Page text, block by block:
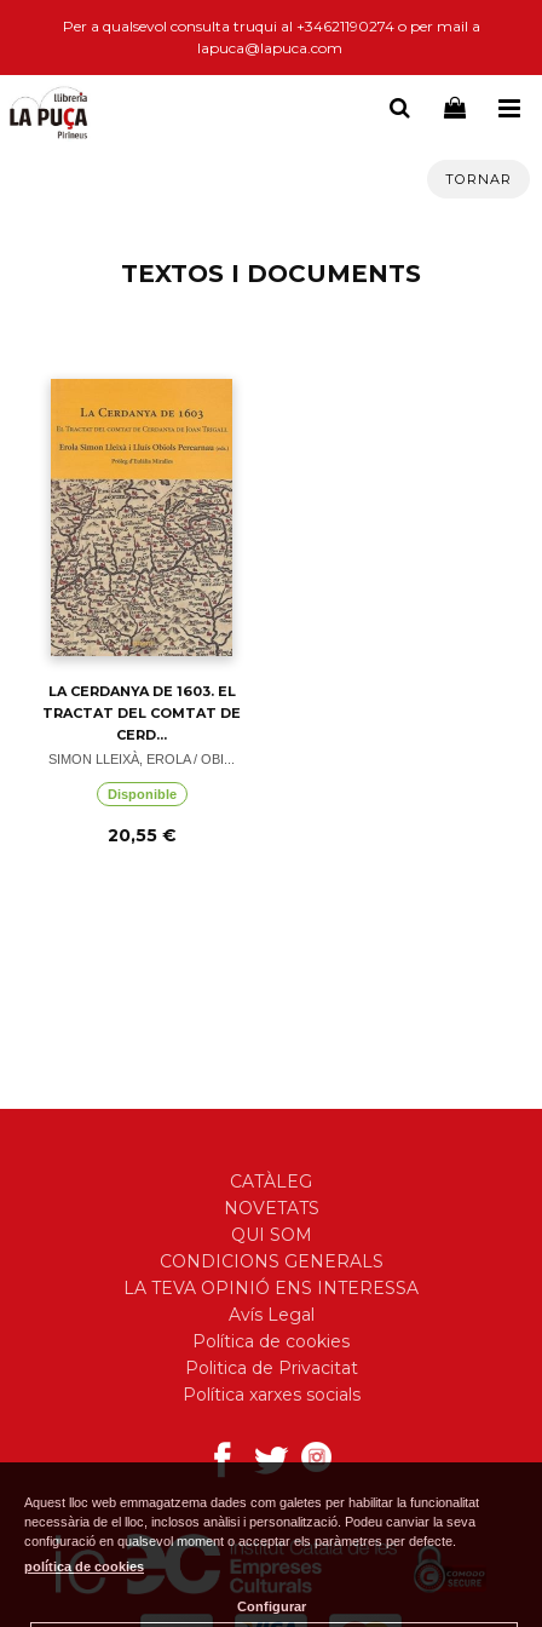
Per a qualsevol consulta truqui al +34621190274 o per mail a
lapuca@lapuca.com
TORNAR
TEXTOS I DOCUMENTS
LA CERDANYA DE 1603. EL
TRACTAT DEL COMTAT DE
CERD...
SIMON LLEIXÀ, EROLA / OBI...
Disponible
20,55 €
CATÀLEG
NOVETATS
QUI SOM
CONDICIONS GENERALS
LA TEVA OPINIÓ ENS INTERESSA
Avís Legal
Política de cookies
Politica de Privacitat
Política xarxes socials
Aquest lloc web emmagatzema dades com galetes per habilitar la funcionalitat
necessària de el lloc, inclosos anàlisi i personalització. Podeu canviar la seva
configuració en qualsevol moment o acceptar els paràmetres per defecte.
política de cookies
Configurar